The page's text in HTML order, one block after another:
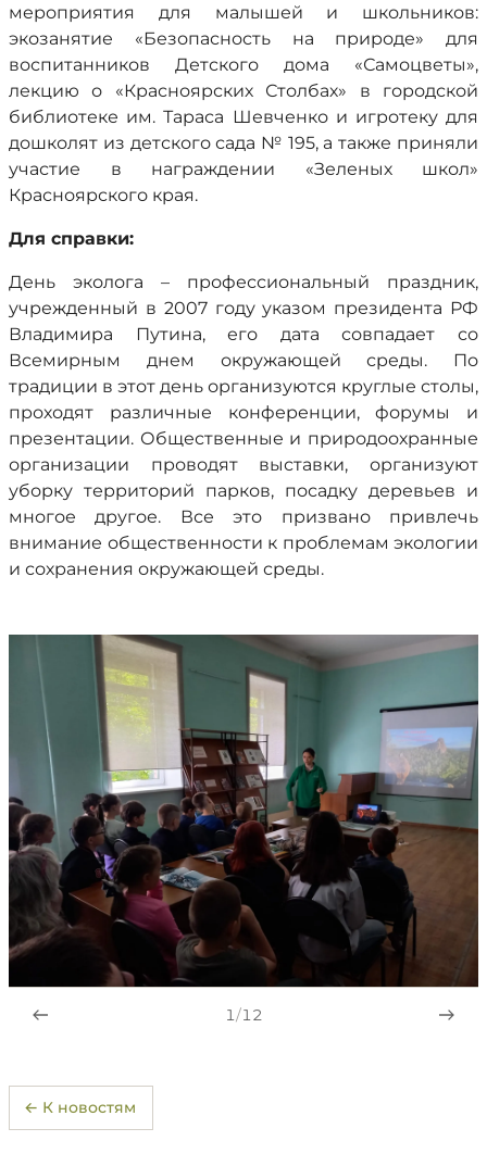
мероприятия для малышей и школьников:
экозанятие «Безопасность на природе» для
воспитанников Детского дома «Самоцветы»,
лекцию о «Красноярских Столбах» в городской
библиотеке им. Тараса Шевченко и игротеку для
дошколят из детского сада № 195, а также приняли
участие в награждении «Зеленых школ»
Красноярского края.
Для справки:
День эколога – профессиональный праздник,
учрежденный в 2007 году указом президента РФ
Владимира Путина, его дата совпадает со
Всемирным днем окружающей среды. По
традиции в этот день организуются круглые столы,
проходят различные конференции, форумы и
презентации. Общественные и природоохранные
организации проводят выставки, организуют
уборку территорий парков, посадку деревьев и
многое другое. Все это призвано привлечь
внимание общественности к проблемам экологии
и сохранения окружающей среды.
1/12
← К новостям